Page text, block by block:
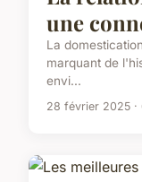
une
La
marquant de
envi...
28 février 2025 ·